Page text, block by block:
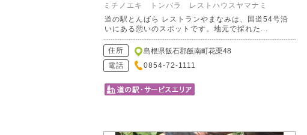
ミチノエキ トンバラ レストハウスヤマナミ
道の駅とんばら レストランやまなみは、国道54号沿
いにある憩いのスポットです。地元で採れた...
住所
島根県飯石郡飯南町花栗48
電話
0854-72-1111